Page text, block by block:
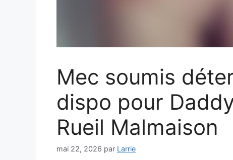
Mec soumis
dispo pour
Rueil Malmaison
mai 22, 2026 par Larrie